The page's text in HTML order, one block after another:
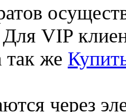
Для VIP
так же
через